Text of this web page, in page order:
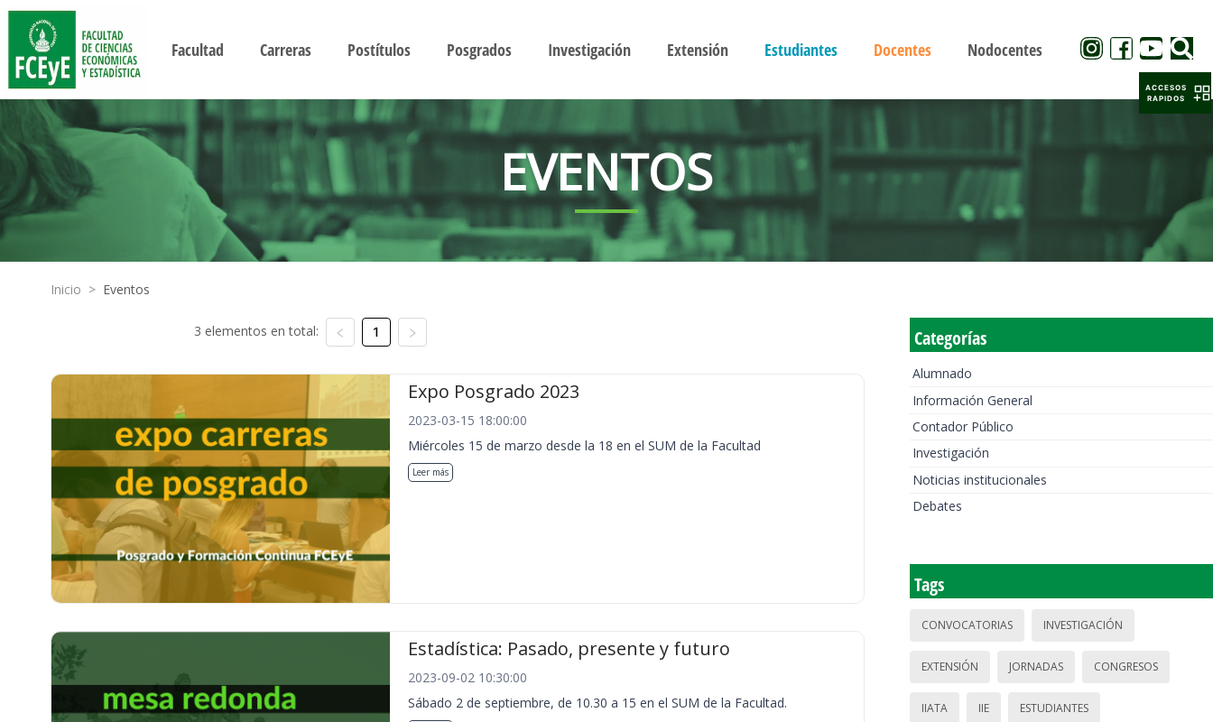
Facultad Carreras Postítulos Posgrados Investigación Extensión Estudiantes Docentes Nodocentes
EVENTOS
Inicio > Eventos
3 elementos en total: 1
Expo Posgrado 2023
2023-03-15 18:00:00
Miércoles 15 de marzo desde la 18 en el SUM de la Facultad
Leer más
Estadística: Pasado, presente y futuro
2023-09-02 10:30:00
Sábado 2 de septiembre, de 10.30 a 15 en el SUM de la Facultad.
Categorías
Alumnado
Información General
Contador Público
Investigación
Noticias institucionales
Debates
Tags
CONVOCATORIAS INVESTIGACIÓN
EXTENSIÓN JORNADAS CONGRESOS
IIATA IIE ESTUDIANTES
ACCESOS
RAPIDOS